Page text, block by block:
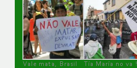
Vale mata, Brasil
Tía María no va !